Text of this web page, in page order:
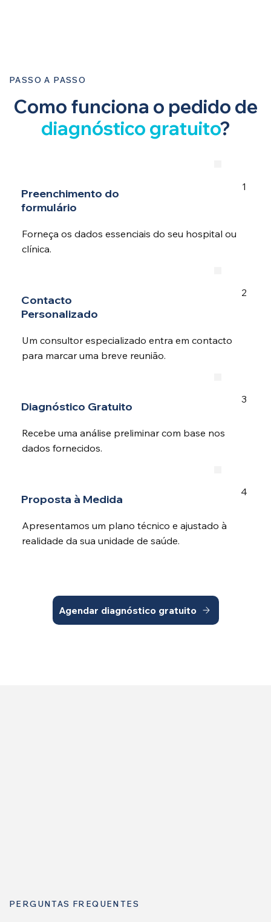
PASSO A PASSO
Como funciona o pedido de
diagnóstico gratuito?
Preenchimento do
formulário
Forneça os dados essenciais do seu hospital ou
clínica.
1
Contacto
Personalizado
Um consultor especializado entra em contacto
para marcar uma breve reunião.
2
Diagnóstico Gratuito
Recebe uma análise preliminar com base nos
dados fornecidos.
3
Proposta à Medida
Apresentamos um plano técnico e ajustado à
realidade da sua unidade de saúde.
4
Agendar diagnóstico gratuito
PERGUNTAS FREQUENTES